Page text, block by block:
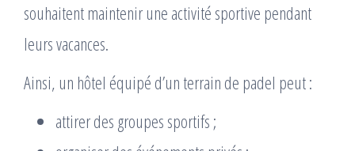
souhaitent maintenir une activité sportive pendant
leurs vacances.
Ainsi, un hôtel équipé d’un terrain de padel peut :
attirer des groupes sportifs ;